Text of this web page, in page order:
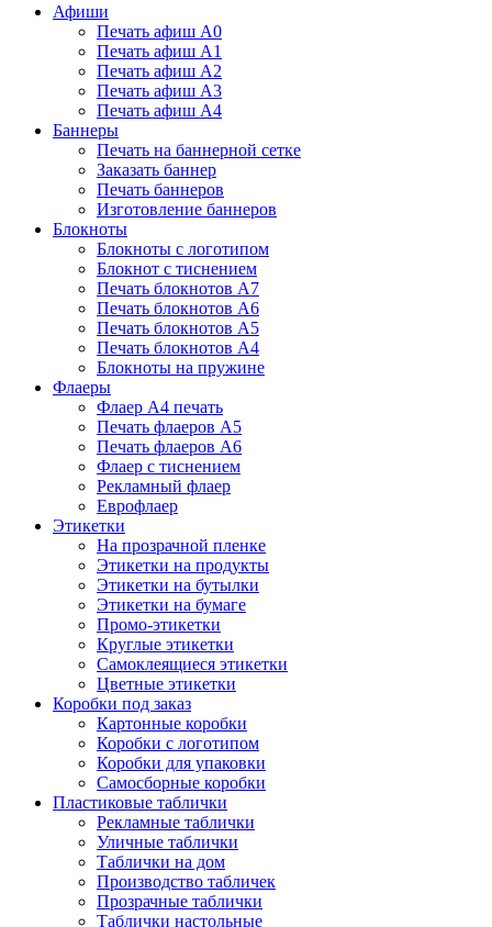
Афиши
Печать афиш А0
Печать афиш А1
Печать афиш А2
Печать афиш А3
Печать афиш А4
Баннеры
Печать на баннерной сетке
Заказать баннер
Печать баннеров
Изготовление баннеров
Блокноты
Блокноты с логотипом
Блокнот с тиснением
Печать блокнотов А7
Печать блокнотов А6
Печать блокнотов А5
Печать блокнотов А4
Блокноты на пружине
Флаеры
Флаер А4 печать
Печать флаеров А5
Печать флаеров А6
Флаер с тиснением
Рекламный флаер
Еврофлаер
Этикетки
На прозрачной пленке
Этикетки на продукты
Этикетки на бутылки
Этикетки на бумаге
Промо-этикетки
Круглые этикетки
Самоклеящиеся этикетки
Цветные этикетки
Коробки под заказ
Картонные коробки
Коробки с логотипом
Коробки для упаковки
Самосборные коробки
Пластиковые таблички
Рекламные таблички
Уличные таблички
Таблички на дом
Производство табличек
Прозрачные таблички
Таблички настольные